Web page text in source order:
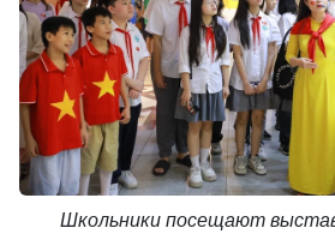
Школьники посещают